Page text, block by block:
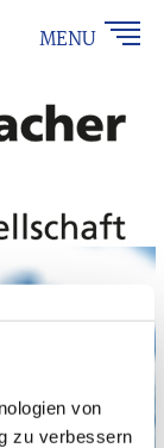
von
zu verbessern
MENU